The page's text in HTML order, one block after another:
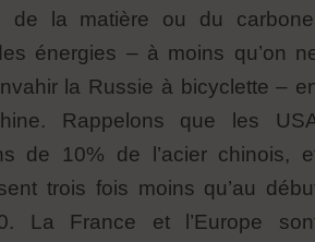
de la matière ou du
énergies – à moins qu’on
la Russie à bicyclette –
Rappelons que les
de 10% de l’acier chinois,
trois fois moins qu’au
La France et l’Europe